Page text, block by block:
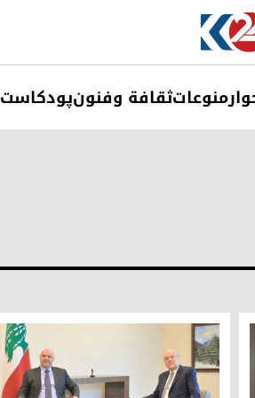
منوعاتثقافة وفنونپودکاست